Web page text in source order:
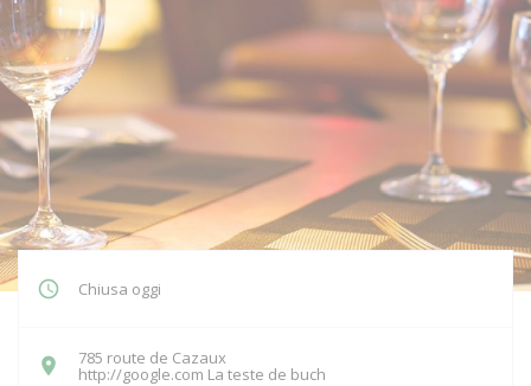
Chiusa oggi
785 route de Cazaux
http://google.com La teste de buch